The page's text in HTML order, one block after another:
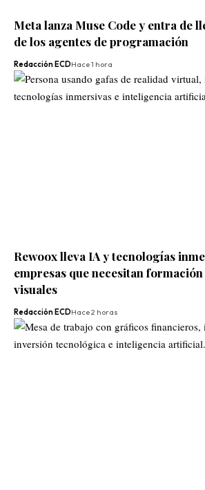
Meta lanza Muse Code y entra de
de los agentes de programación
Redacción ECDHace 1 hora
Rewoox lleva IA y tecnologías
empresas que necesitan
visuales
Redacción ECDHace 2 horas